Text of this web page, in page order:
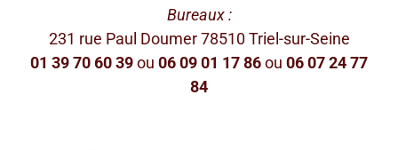
Bureaux :
231 rue Paul Doumer 78510 Triel-sur-Seine
01 39 70 60 39ou 06 09 01 17 86ou 06 07 24 77
84